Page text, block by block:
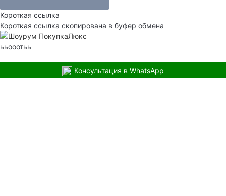
Короткая ссылка
Короткая ссылка скопирована в буфер обмена
ььооотьь
Консультация в WhatsApp